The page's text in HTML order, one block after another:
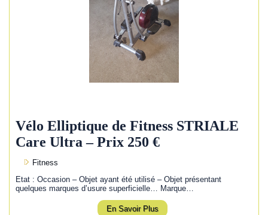
Vélo Elliptique de Fitness STRIALE
Care Ultra – Prix 250 €
Fitness
Etat : Occasion – Objet ayant été utilisé – Objet présentant
quelques marques d’usure superficielle… Marque…
En Savoir Plus